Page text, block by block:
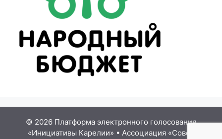
© 2026 Платформа электронного голосования
«Инициативы Карелии» • Ассоциация «Совет